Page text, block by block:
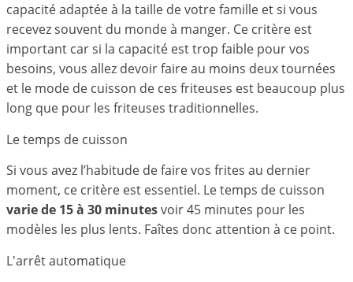
capacité adaptée à la taille de votre famille et si vous
recevez souvent du monde à manger. Ce critère est
important car si la capacité est trop faible pour vos
besoins, vous allez devoir faire au moins deux tournées
et le mode de cuisson de ces friteuses est beaucoup plus
long que pour les friteuses traditionnelles.
Le temps de cuisson
Si vous avez l’habitude de faire vos frites au dernier
moment, ce critère est essentiel. Le temps de cuisson
varie de 15 à 30 minutesvoir 45 minutes pour les
modèles les plus lents. Faîtes donc attention à ce point.
L'arrêt automatique